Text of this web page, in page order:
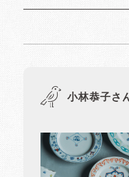
小林恭子さ